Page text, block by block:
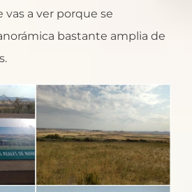
vas a ver porque se
bastante amplia de